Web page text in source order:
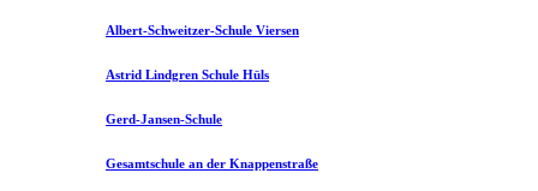
Albert-Schweitzer-Schule Viersen
Astrid Lindgren Schule Hüls
Gerd-Jansen-Schule
Gesamtschule an der Knappenstraße